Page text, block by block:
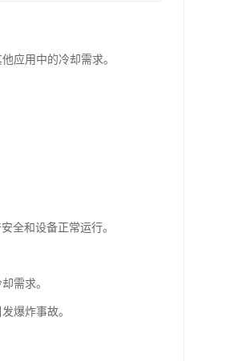
应用中的冷却需求。
全和设备正常运行。
需求。
爆炸事故。